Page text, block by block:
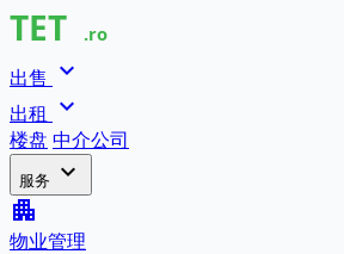
出售 expand_more
出租 expand_more
楼盘 中介公司
服务 expand_more
apartment
物业管理